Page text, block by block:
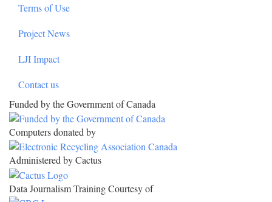
Terms of Use
Project News
LJI Impact
Contact us
Funded by the Government of Canada
Computers donated by
Administered by Cactus
Data Journalism Training Courtesy of